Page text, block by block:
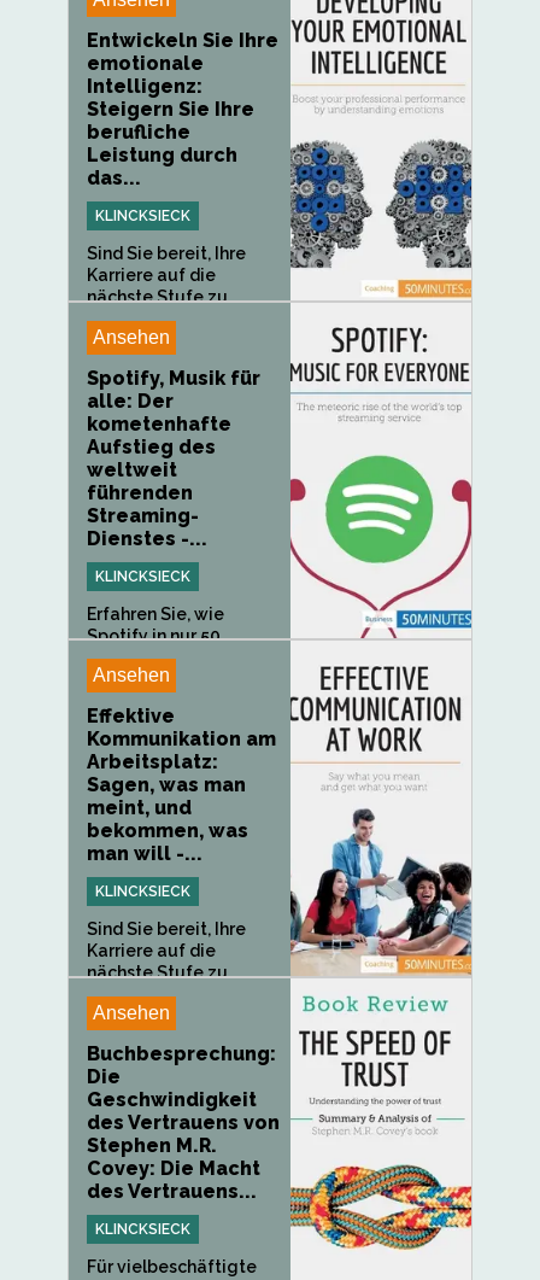
Entwickeln Sie Ihre
emotionale
Intelligenz:
Steigern Sie Ihre
berufliche
Leistung durch
das...
KLINCKSIECK
Sind Sie bereit, Ihre
Karriere auf die
nächste Stufe zu...
Ansehen
Spotify, Musik für
alle: Der
kometenhafte
Aufstieg des
weltweit
führenden
Streaming-
Dienstes -...
KLINCKSIECK
Erfahren Sie, wie
Spotify in nur 50
Minuten die Art...
Ansehen
Effektive
Kommunikation am
Arbeitsplatz:
Sagen, was man
meint, und
bekommen, was
man will -...
KLINCKSIECK
Sind Sie bereit, Ihre
Karriere auf die
nächste Stufe zu...
Ansehen
Buchbesprechung:
Die
Geschwindigkeit
des Vertrauens von
Stephen M.R.
Covey: Die Macht
des Vertrauens...
KLINCKSIECK
Für vielbeschäftigte